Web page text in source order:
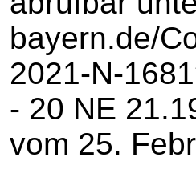
bayern.de/
2021-N-
‑ 20 NE
vom 25.